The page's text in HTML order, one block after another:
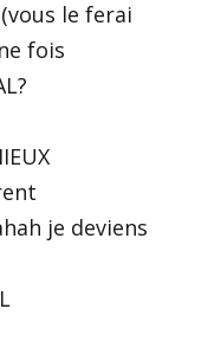
le ferai
fois
je deviens